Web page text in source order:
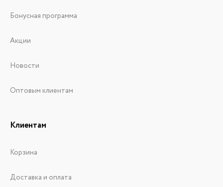
Бонусная программа
Акции
Новости
Оптовым клиентам
Клиентам
Корзина
Доставка и оплата